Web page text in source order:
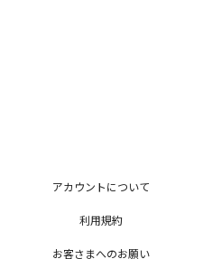
アカウントについて
利用規約
お客さまへのお願い